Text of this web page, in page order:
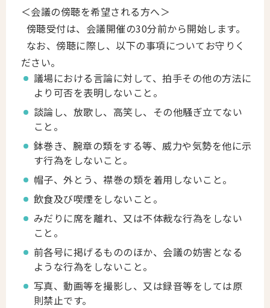
＜会議の傍聴を希望される方へ＞
傍聴受付は、会議開催の30分前から開始します。
なお、傍聴に際し、以下の事項についてお守りく
ださい。
議場における言論に対して、拍手その他の方法に
より可否を表明しないこと。
談論し、放歌し、高笑し、その他騒ぎ立てない
こと。
鉢巻き、腕章の類をする等、威力や気勢を他に示
す行為をしないこと。
帽子、外とう、襟巻の類を着用しないこと。
飲食及び喫煙をしないこと。
みだりに席を離れ、又は不体裁な行為をしない
こと。
前各号に掲げるもののほか、会議の妨害となる
ような行為をしないこと。
写真、動画等を撮影し、又は録音等をしては原
則禁止です。